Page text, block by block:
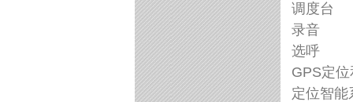
调度台
录音
选呼
GPS定
定位智能